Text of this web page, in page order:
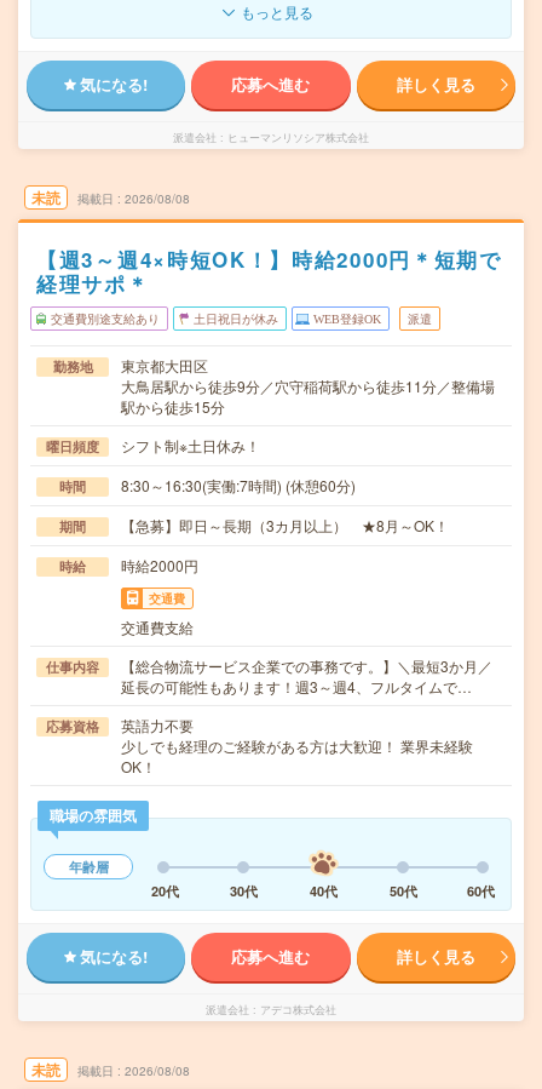
もっと見る
気になる! 応募へ進む 詳しく見る
派遣会社 ヒューマンリソシア株式会社
未読 掲載日 2026/08/08
【週3～週4×時短OK！】時給2000円＊短期で
経理サポ＊
交通費別途支給あり 土日祝日が休み WEB登録OK 派遣
勤務地
東京都大田区
大鳥居駅から徒歩9分／穴守稲荷駅から徒歩11分／整備場
駅から徒歩15分
曜日頻度 シフト制※土日休み！
時間 8:30～16:30(実働:7時間) (休憩60分)
期間 【急募】即日～長期（3カ月以上） ★8月～OK！
時給 時給2000円
交通費
交通費支給
仕事内容
【総合物流サービス企業での事務です。】＼最短3か月／
延長の可能性もあります！週3～週4、フルタイムで…
応募資格
英語力不要
少しでも経理のご経験がある方は大歓迎！ 業界未経験
OK！
職場の雰囲気
年齢層
20代
30代 40代 50代 60代
気になる! 応募へ進む 詳しく見る
派遣会社 アデコ株式会社
未読 掲載日 2026/08/08